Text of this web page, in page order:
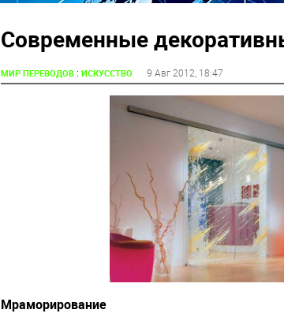
Современные
МИР ПЕРЕВОДОВ: ИСКУССТВО 9 Авг 2012 , 18:47
Мраморирование